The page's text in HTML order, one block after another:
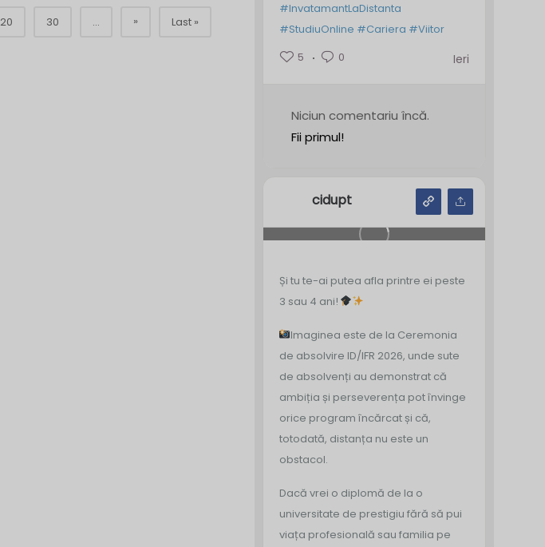
20 30 ... » Last »
#InvatamantLaDistanta
#StudiuOnline #Cariera #Viitor
5
0 Ieri
Niciun comentariu încă.
Fii primul!
cidupt
Și tu te-ai putea afla printre ei peste
3 sau 4 ani!
Imaginea este de la Ceremonia
de absolvire ID/IFR 2026, unde sute
de absolvenți au demonstrat că
ambiția și perseverența pot învinge
orice program încărcat și că,
totodată, distanța nu este un
obstacol.
Dacă vrei o diplomă de la o
universitate de prestigiu fără să pui
viața profesională sau familia pe